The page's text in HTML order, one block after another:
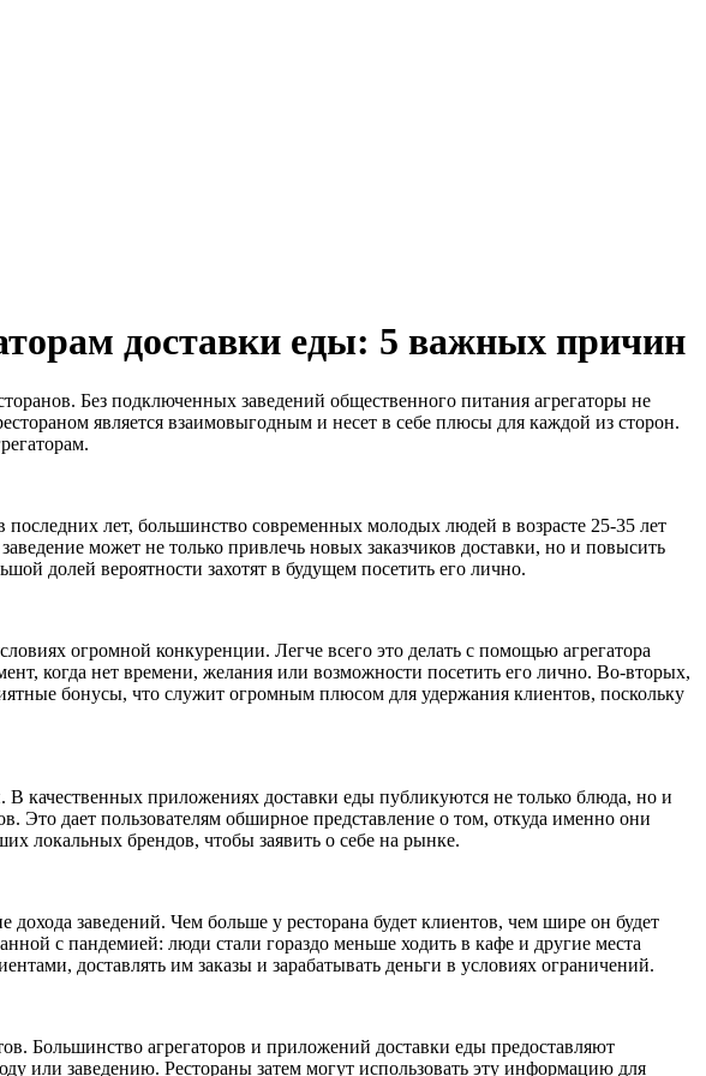
доставки еды: 5 важных причин
Без подключенных заведений общественного питания агрегаторы не
является взаимовыгодным и несет в себе плюсы для каждой из сторон.
лет, большинство современных молодых людей в возрасте 25-35 лет
может не только привлечь новых заказчиков доставки, но и повысить
долей вероятности захотят в будущем посетить его лично.
огромной конкуренции. Легче всего это делать с помощью агрегатора
когда нет времени, желания или возможности посетить его лично. Во-вторых,
бонусы, что служит огромным плюсом для удержания клиентов, поскольку
качественных приложениях доставки еды публикуются не только блюда, но и
дает пользователям обширное представление о том, откуда именно они
локальных брендов, чтобы заявить о себе на рынке.
заведений. Чем больше у ресторана будет клиентов, чем шире он будет
с пандемией: люди стали гораздо меньше ходить в кафе и другие места
доставлять им заказы и зарабатывать деньги в условиях ограничений.
Большинство агрегаторов и приложений доставки еды предоставляют
или заведению. Рестораны затем могут использовать эту информацию для